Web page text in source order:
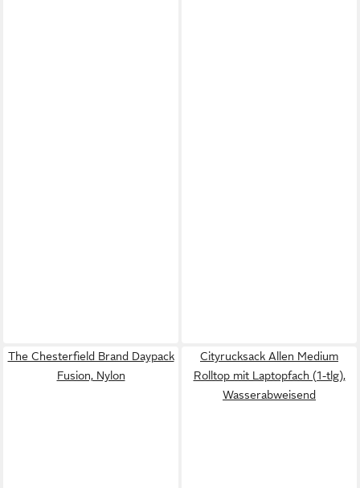
The Chesterfield Brand Daypack
Fusion, Nylon
Cityrucksack Allen Medium
Rolltop mit Laptopfach (1-tlg),
Wasserabweisend